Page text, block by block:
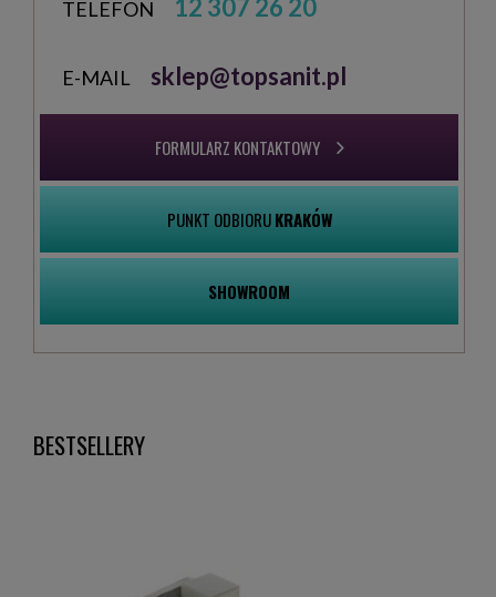
TELEFON 12 307 26 20
E-MAIL sklep@topsanit.pl
FORMULARZ KONTAKTOWY
PUNKT ODBIORUKRAKÓW
SHOWROOM
BESTSELLERY